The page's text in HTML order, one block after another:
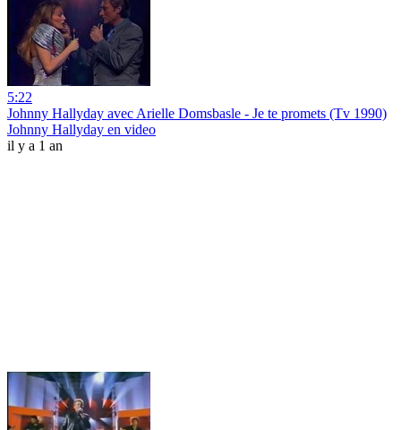
5:22
Johnny Hallyday avec Arielle Domsbasle - Je te promets (Tv 1990)
Johnny Hallyday en video
il y a 1 an